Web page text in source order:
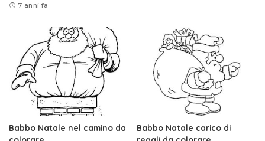
7 anni fa
Babbo Natale nel camino da
Babbo Natale carico di